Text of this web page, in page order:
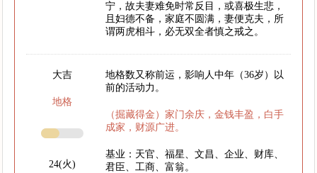
宁，故夫妻难免时常反目，或喜极生悲，
且妇德不备，家庭不圆满，妻便克夫，所
谓两虎相斗，必无双全者慎之戒之。
大吉
地格
24(火)
地格数又称前运，影响人中年（36岁）以
前的活动力。
（掘藏得金）家门余庆，金钱丰盈，白手
成家，财源广进。
基业：天官、福星、文昌、企业、财库、
君臣、工商、富翁。